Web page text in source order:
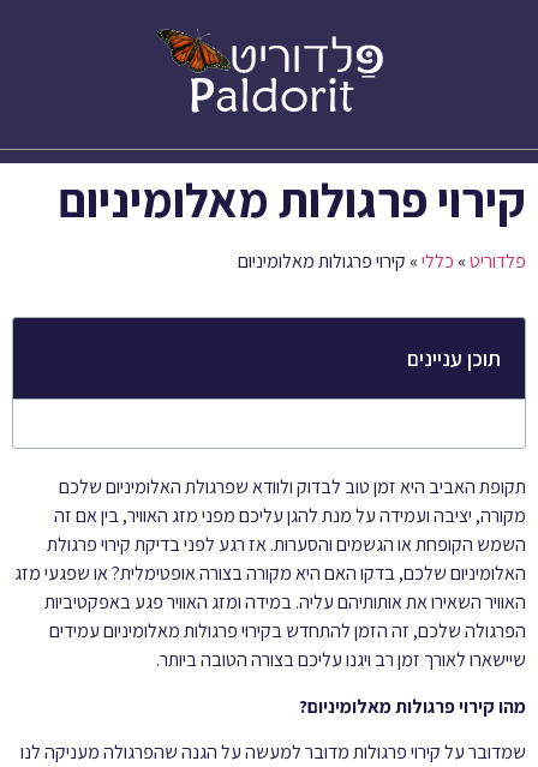
קירוי פרגולות מאלומיניום
פלדוריט» כללי» קירוי פרגולות מאלומיניום
תוכן עניינים
תקופת האביב היא זמן טוב לבדוק ולוודא שפרגולת האלומיניום שלכם
מקורה, יציבה ועמידה על מנת להגן עליכם מפני מזג האוויר, בין אם זה
השמש הקופחת או הגשמים והסערות. אז רגע לפני בדיקת קירוי פרגולת
האלומיניום שלכם, בדקו האם היא מקורה בצורה אופטימלית? או שפגעי מזג
האוויר השאירו את אותותיהם עליה. במידה ומזג האוויר פגע באפקטיביות
הפרגולה שלכם, זה הזמן להתחדש בקירוי פרגולות מאלומיניום עמידים
שיישארו לאורך זמן רב ויגנו עליכם בצורה הטובה ביותר.
מהו קירוי פרגולות מאלומיניום?
שמדובר על קירוי פרגולות מדובר למעשה על הגנה שהפרגולה מעניקה לנו